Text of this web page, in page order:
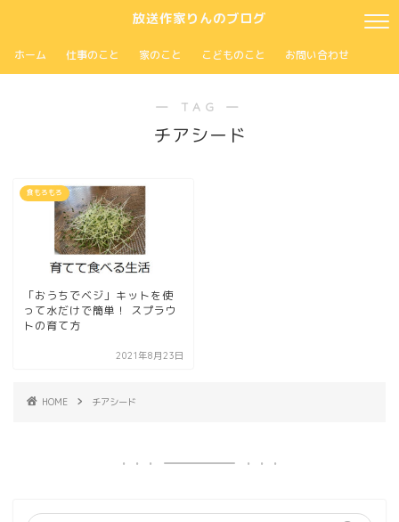
放送作家りんのブログ
ホーム 仕事のこと 家のこと こどものこと お問い合わせ
― TAG ―
チアシード
食もろもろ
「おうちでベジ」キットを使
って水だけで簡単！ スプラウ
トの育て方
2021年8月23日
HOME チアシード